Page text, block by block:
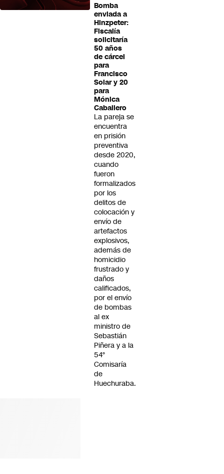
Bomba
enviada a
Hinzpeter:
Fiscalía
solicitaría
50 años
de cárcel
para
Francisco
Solar y 20
para
Mónica
Caballero
La pareja se
encuentra
en prisión
preventiva
desde 2020,
cuando
fueron
formalizados
por los
delitos de
colocación y
envío de
artefactos
explosivos,
además de
homicidio
frustrado y
daños
calificados,
por el envío
de bombas
al ex
ministro de
Sebastián
Piñera y a la
54°
Comisaría
de
Huechuraba.